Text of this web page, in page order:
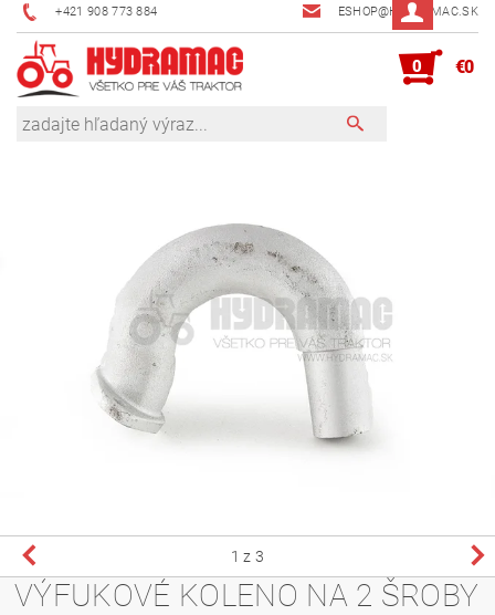
+421 908 773 884 ESHOP@HYDRAMAC.SK
0 €0
1 z 3
VÝFUKOVÉ KOLENO NA 2 ŠROBY